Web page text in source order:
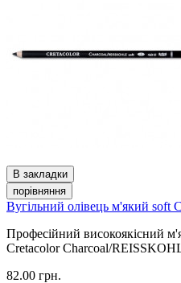
В закладки
порівняння
Вугільний олівець м'який soft
Професійний високоякісний
Cretacolor Charcoal/
82.00 грн.